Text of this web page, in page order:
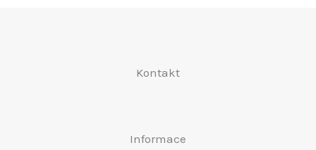
Kontakt
Informace